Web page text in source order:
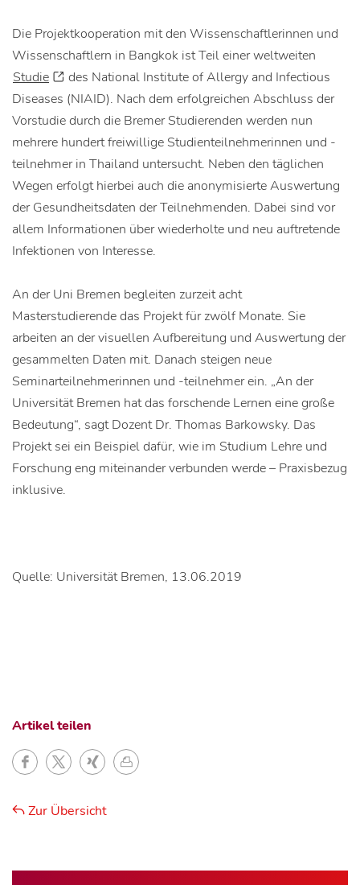
Die Projektkooperation mit den Wissenschaftlerinnen und
Wissenschaftlern in Bangkok ist Teil einer weltweiten
Studie
des National Institute of Allergy and Infectious
Diseases (NIAID). Nach dem erfolgreichen Abschluss der
Vorstudie durch die Bremer Studierenden werden nun
mehrere hundert freiwillige Studienteilnehmerinnen und -
teilnehmer in Thailand untersucht. Neben den täglichen
Wegen erfolgt hierbei auch die anonymisierte Auswertung
der Gesundheitsdaten der Teilnehmenden. Dabei sind vor
allem Informationen über wiederholte und neu auftretende
Infektionen von Interesse.
An der Uni Bremen begleiten zurzeit acht
Masterstudierende das Projekt für zwölf Monate. Sie
arbeiten an der visuellen Aufbereitung und Auswertung der
gesammelten Daten mit. Danach steigen neue
Seminarteilnehmerinnen und -teilnehmer ein. „An der
Universität Bremen hat das forschende Lernen eine große
Bedeutung“, sagt Dozent Dr. Thomas Barkowsky. Das
Projekt sei ein Beispiel dafür, wie im Studium Lehre und
Forschung eng miteinander verbunden werde – Praxisbezug
inklusive.
Quelle: Universität Bremen, 13.06.2019
Artikel teilen
Zur Übersicht